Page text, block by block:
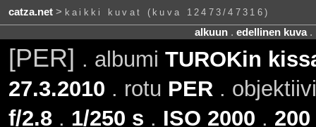
catza.net> kaikki kuvat (kuva 12473/47316)
alkuun. edellinen kuva.
[PER] . albumi TUROKin
27.3.2010 . rotu PER .
f/2.8. 1/250 s . ISO 2000 .